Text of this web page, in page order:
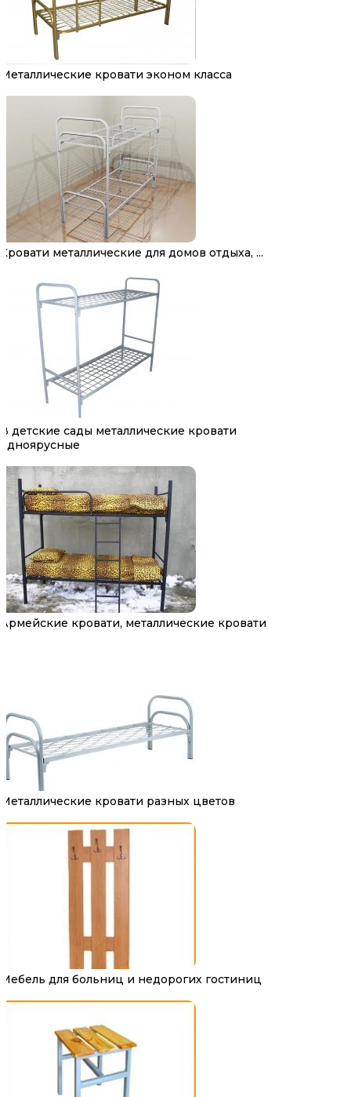
Металлические кровати эконом класса
Кровати металлические для домов отдыха, ...
В детские сады металлические кровати
одноярусные
Армейские кровати, металлические кровати
Металлические кровати разных цветов
Мебель для больниц и недорогих гостиниц